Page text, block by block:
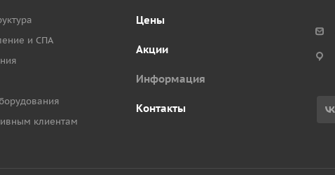
и СПА
клиентам
Цены
Акции
Информация
Контакты